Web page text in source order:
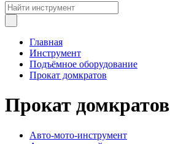
Главная
Инструмент
Подъёмное оборудование
Прокат домкратов
Прокат домкратов
Авто-мото-инструмент